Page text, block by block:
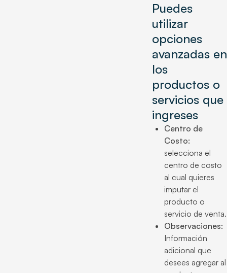
Puedes
utilizar
opciones
avanzadas en
los
productos o
servicios que
ingreses
Centro de
Costo:
selecciona el
centro de costo
al cual quieres
imputar el
producto o
servicio de venta.
Observaciones:
Información
adicional que
desees agregar al